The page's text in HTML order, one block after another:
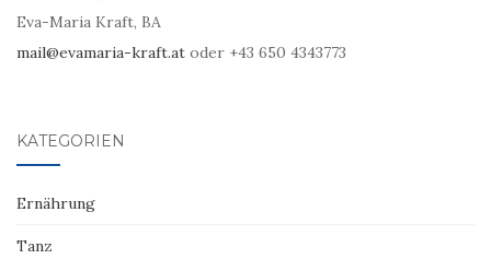
Eva-Maria Kraft, BA
mail@evamaria-kraft.at oder +43 650 4343773
KATEGORIEN
Ernährung
Tanz